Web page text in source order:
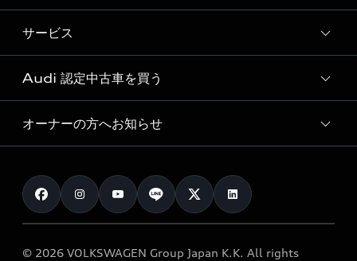
デジタルサービス
試乗車・展示車検索
見積り依頼
試乗予約
特別仕様モデル / 限定モデル
e-tronラインアップ
価格シミュレーション
車両比較
カタログ一覧
純正アクセサリー
オンラインショップ
Audi collection
アウディナビアプリ
サービス
サービス入庫予約
サービスプログラム
メンテナンス
車検 / 定期点検
e-tronアフターサポート
Audi 認定中古車を買う
Audi認定中古車
クオリティ
保証
メンテナンス
オーナーの方へお知らせ
お知らせ
オーナー様向けキャンペーン
© 2026 VOLKSWAGEN Group Japan K.K. All rights